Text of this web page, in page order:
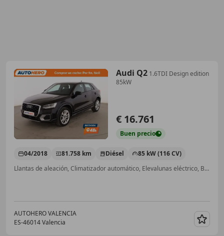
Audi Q2 1.6TDI Design edition
85kW
€ 16.761
Buen precio
04/2018 81.758 km Diésel
85 kW (116 CV)
Llantas de aleación, Climatizador automático, Elevalunas eléctrico, Bluetooth, Sensor de lluvia, Ventanas tintadas, Volante multifunción, Airbags laterales
AUTOHERO VALENCIA
ES-46014 Valencia